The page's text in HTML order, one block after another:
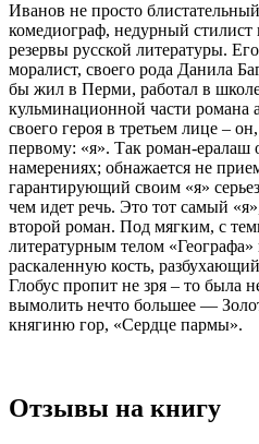
Иванов не просто
комедиограф, недурный
резервы русской литературы.
моралист, своего рода Данила
бы жил в Перми, работал в
кульминационной части романа
своего героя в третьем лице –
первому: «я». Так роман-ералаш
намерениях; обнажается не
гарантирующий своим «я»
чем идет речь. Это тот самый
второй роман. Под мягким, с
литературным телом «Географа»
раскаленную кость,
Глобус пропит не зря – то была
вымолить нечто большее —
княгиню гор, «Сердце пармы».
Отзывы на книгу